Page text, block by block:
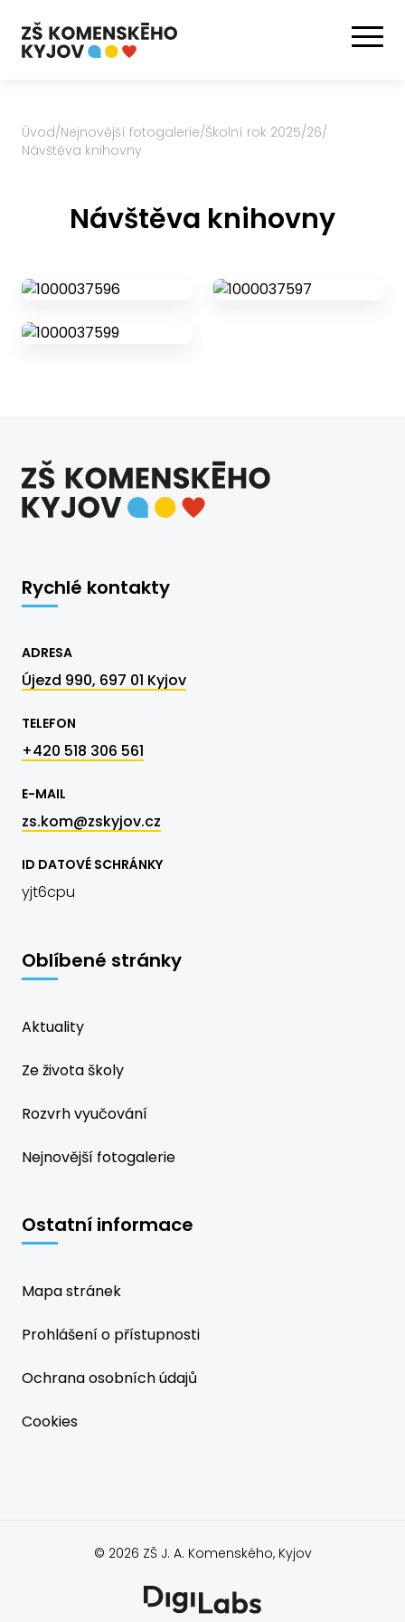
Úvod/Nejnovější fotogalerie/Školní rok 2025/26/
Návštěva knihovny
Návštěva knihovny
Rychlé kontakty
ADRESA
Újezd 990, 697 01 Kyjov
TELEFON
+420 518 306 561
E-MAIL
zs.kom@zskyjov.cz
ID DATOVÉ SCHRÁNKY
yjt6cpu
Oblíbené stránky
Aktuality
Ze života školy
Rozvrh vyučování
Nejnovější fotogalerie
Ostatní informace
Mapa stránek
Prohlášení o přístupnosti
Ochrana osobních údajů
Cookies
© 2026 ZŠ J. A. Komenského, Kyjov